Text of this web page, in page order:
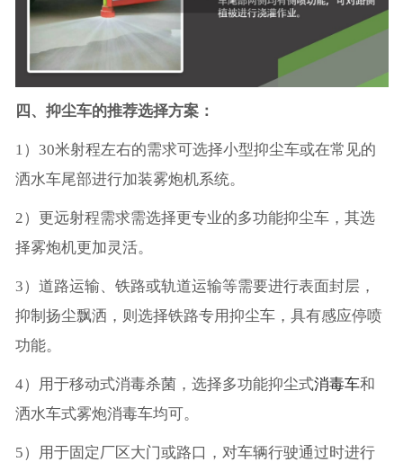
四、抑尘车的推荐选择方案：
1）30米射程左右的需求可选择小型抑尘车或在常见的
洒水车尾部进行加装雾炮机系统。
2）更远射程需求需选择更专业的多功能抑尘车，其选
择雾炮机更加灵活。
3）道路运输、铁路或轨道运输等需要进行表面封层，
抑制扬尘飘洒，则选择铁路专用抑尘车，具有感应停喷
功能。
4）用于移动式消毒杀菌，选择多功能抑尘式消毒车和
洒水车式雾炮消毒车均可。
5）用于固定厂区大门或路口，对车辆行驶通过时进行